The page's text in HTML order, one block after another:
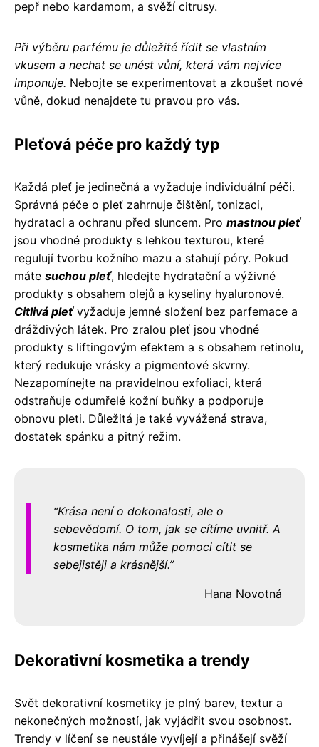
pepř nebo kardamom, a svěží citrusy.
Při výběru parfému je důležité řídit se vlastním
vkusem a nechat se unést vůní, která vám nejvíce
imponuje. Nebojte se experimentovat a zkoušet nové
vůně, dokud nenajdete tu pravou pro vás.
Pleťová péče pro každý typ
Každá pleť je jedinečná a vyžaduje individuální péči.
Správná péče o pleť zahrnuje čištění, tonizaci,
hydrataci a ochranu před sluncem. Pro mastnou pleť
jsou vhodné produkty s lehkou texturou, které
regulují tvorbu kožního mazu a stahují póry. Pokud
máte suchou pleť, hledejte hydratační a výživné
produkty s obsahem olejů a kyseliny hyaluronové.
Citlivá pleťvyžaduje jemné složení bez parfemace a
dráždivých látek. Pro zralou pleť jsou vhodné
produkty s liftingovým efektem a s obsahem retinolu,
který redukuje vrásky a pigmentové skvrny.
Nezapomínejte na pravidelnou exfoliaci, která
odstraňuje odumřelé kožní buňky a podporuje
obnovu pleti. Důležitá je také vyvážená strava,
dostatek spánku a pitný režim.
Krása není o dokonalosti, ale o
sebevědomí. O tom, jak se cítíme uvnitř. A
kosmetika nám může pomoci cítit se
sebejistěji a krásnější.
Hana Novotná
Dekorativní kosmetika a trendy
Svět dekorativní kosmetiky je plný barev, textur a
nekonečných možností, jak vyjádřit svou osobnost.
Trendy v líčení se neustále vyvíjejí a přinášejí svěží